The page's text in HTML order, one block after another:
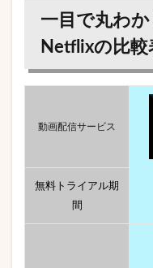
一目で丸わ
Netflixの比較
動画配信サービス
無料トライアル期
間